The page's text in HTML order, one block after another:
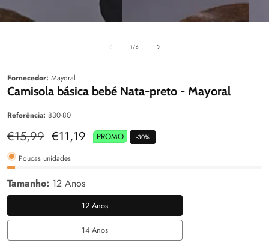
1/de6
Fornecedor: Mayoral
Camisola básica bebé Nata-preto - Mayoral
Referência: 830-80
Preço
normal
€15,99 Preço
venda
€11,19 PROMO -30%
Poucas unidades
Tamanho: 12 Anos
12 Anos
12
Anos
14 Anos
14